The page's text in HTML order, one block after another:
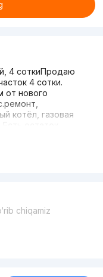
4 соткиПродаю
4 сотки.
от нового
котёл, газовая
остаток
Но нужны
chiqamiz